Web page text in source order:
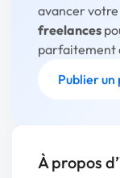
avancer votre
freelances
parfaitement
Publier un
À propos